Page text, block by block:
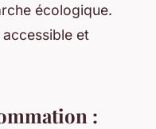
écologique.
et
: